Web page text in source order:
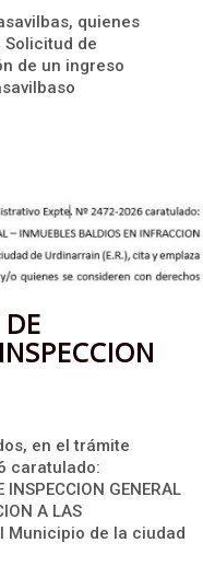
quienes
Solicitud de
de un ingreso
en el trámite
caratulado:
INSPECCION GENERAL
A LAS
Municipio de la ciudad